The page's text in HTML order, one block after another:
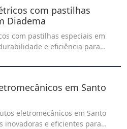
com pastilhas
Diadema
com pastilhas especiais em
e eficiência para
elétrica e desempenho.
em Santo
eletromecânicos em Santo
inovadoras e eficientes para